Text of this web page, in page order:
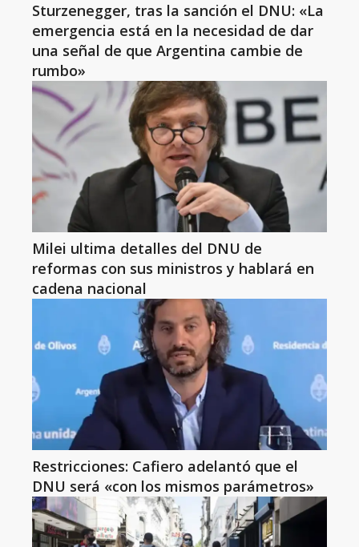
Sturzenegger, tras la sanción el DNU: «La
emergencia está en la necesidad de dar
una señal de que Argentina cambie de
rumbo»
Milei ultima detalles del DNU de
reformas con sus ministros y hablará en
cadena nacional
Restricciones: Cafiero adelantó que el
DNU será «con los mismos parámetros»